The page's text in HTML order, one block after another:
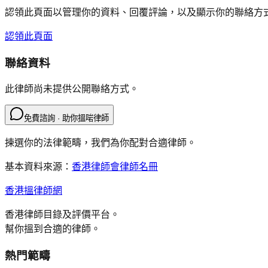
認領此頁面以管理你的資料、回覆評論，以及顯示你的聯絡方
認領此頁面
聯絡資料
此律師尚未提供公開聯絡方式。
免費諮詢 · 助你搵啱律師
揀選你的法律範疇，我們為你配對合適律師。
基本資料來源： 香港律師會律師名冊
香港搵律師網
香港律師目錄及評價平台。
幫你搵到合適的律師。
熱門範疇